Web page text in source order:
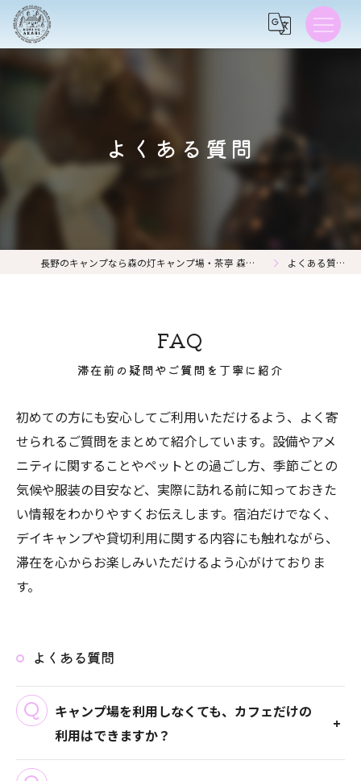
よくある質問
長野のキャンプなら森の灯キャンプ場・茶亭 森の灯 よくある質問
滞在前の疑問やご質問を丁寧に紹介
FAQ
初めての方にも安心してご利用いただけるよう、よく寄
せられるご質問をまとめて紹介しています。設備やアメ
ニティに関することやペットとの過ごし方、季節ごとの
気候や服装の目安など、実際に訪れる前に知っておきた
い情報をわかりやすくお伝えします。宿泊だけでなく、
デイキャンプや貸切利用に関する内容にも触れながら、
滞在を心からお楽しみいただけるよう心がけておりま
す。
よくある質問
キャンプ場を利用しなくても、カフェだけの
利用はできますか？